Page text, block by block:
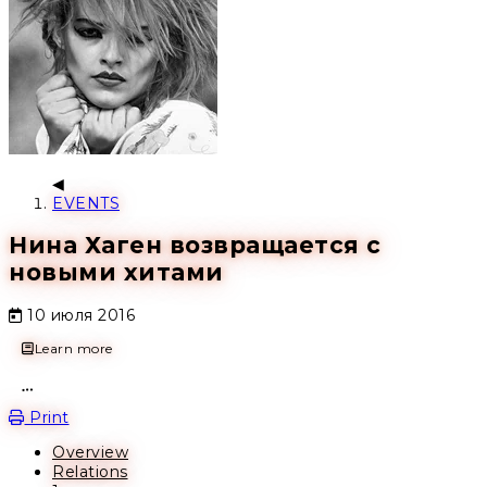
EVENTS
Нина Хаген возвращается с
новыми хитами
10 июля 2016
Learn more
Print
Overview
Relations